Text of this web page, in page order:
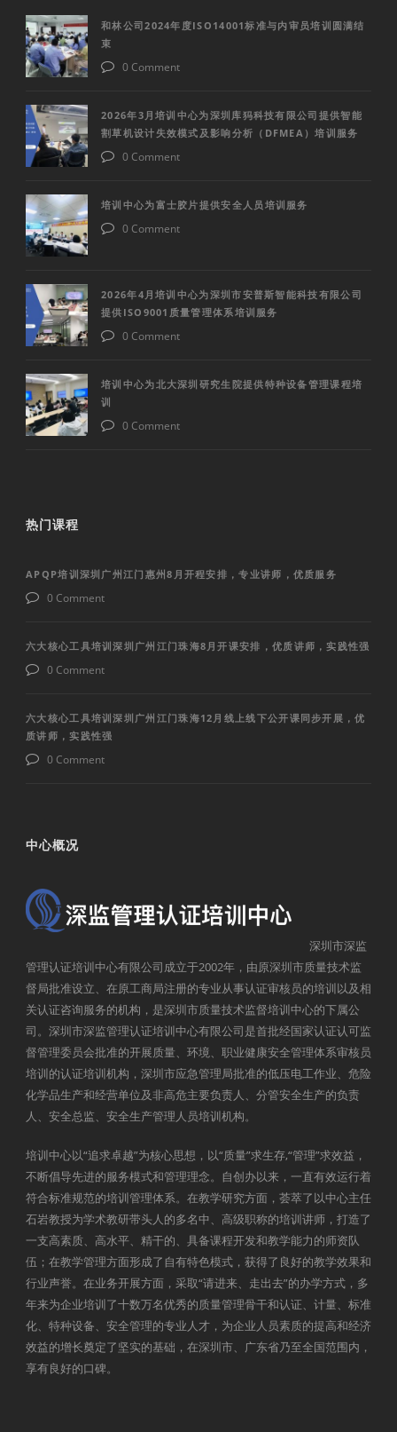
和林公司2024年度ISO14001标准与内审员培训圆满结
束
0 Comment
2026年3月培训中心为深圳库犸科技有限公司提供智能
割草机设计失效模式及影响分析（DFMEA）培训服务
0 Comment
培训中心为富士胶片提供安全人员培训服务
0 Comment
2026年4月培训中心为深圳市安普斯智能科技有限公司
提供ISO9001质量管理体系培训服务
0 Comment
培训中心为北大深圳研究生院提供特种设备管理课程培
训
0 Comment
热门课程
APQP培训深圳广州江门惠州8月开程安排，专业讲师，优质服务
0 Comment
六大核心工具培训深圳广州江门珠海8月开课安排，优质讲师，实践性强
0 Comment
六大核心工具培训深圳广州江门珠海12月线上线下公开课同步开展，优
质讲师，实践性强
0 Comment
中心概况
深圳市深监
管理认证培训中心有限公司成立于2002年，由原深圳市质量技术监
督局批准设立、在原工商局注册的专业从事认证审核员的培训以及相
关认证咨询服务的机构，是深圳市质量技术监督培训中心的下属公
司。深圳市深监管理认证培训中心有限公司是首批经国家认证认可监
督管理委员会批准的开展质量、环境、职业健康安全管理体系审核员
培训的认证培训机构，深圳市应急管理局批准的低压电工作业、危险
化学品生产和经营单位及非高危主要负责人、分管安全生产的负责
人、安全总监、安全生产管理人员培训机构。
培训中心以“追求卓越”为核心思想，以“质量”求生存,“管理”求效益，
不断倡导先进的服务模式和管理理念。自创办以来，一直有效运行着
符合标准规范的培训管理体系。在教学研究方面，荟萃了以中心主任
石岩教授为学术教研带头人的多名中、高级职称的培训讲师，打造了
一支高素质、高水平、精干的、具备课程开发和教学能力的师资队
伍；在教学管理方面形成了自有特色模式，获得了良好的教学效果和
行业声誉。在业务开展方面，采取“请进来、走出去”的办学方式，多
年来为企业培训了十数万名优秀的质量管理骨干和认证、计量、标准
化、特种设备、安全管理的专业人才，为企业人员素质的提高和经济
效益的增长奠定了坚实的基础，在深圳市、广东省乃至全国范围内，
享有良好的口碑。